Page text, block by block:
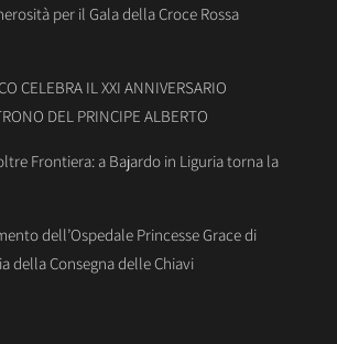
per il Gala della Croce Rossa
CELEBRA IL XXI ANNIVERSARIO
DEL PRINCIPE ALBERTO
Frontiera: a Bajardo in Liguria torna la
dell’Ospedale Princesse Grace di
della Consegna delle Chiavi